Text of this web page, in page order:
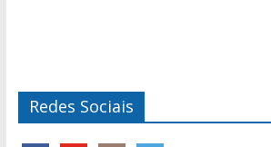
Redes Sociais